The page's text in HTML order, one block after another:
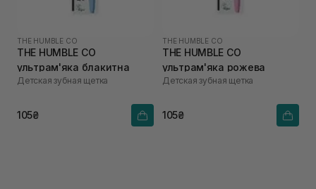
THE HUMBLE CO
THE HUMBLE CO
ультрам'яка блакитна
Детская зубная щетка
105₴
THE HUMBLE CO
THE HUMBLE CO
ультрам'яка рожева
Детская зубная щетка
105₴